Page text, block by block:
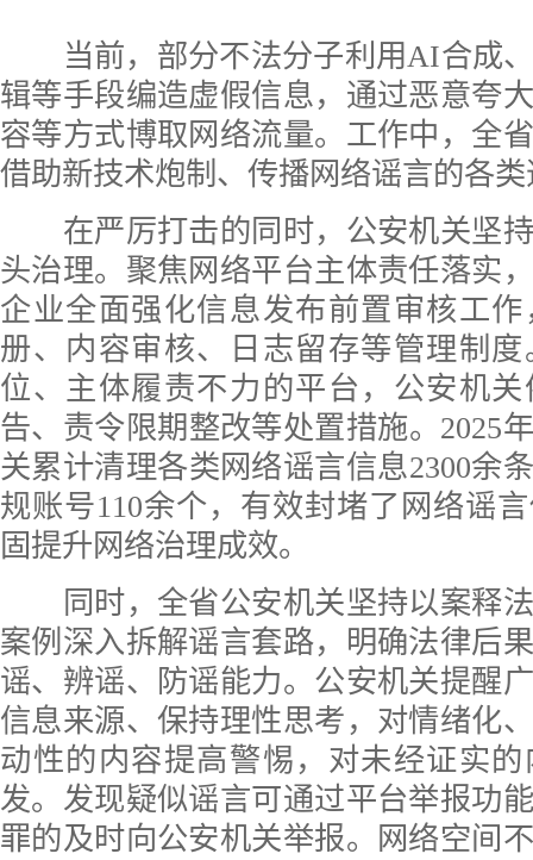
当前，部分不法分子利用AI合成、
辑等手段编造虚假信息，通过恶意夸
容等方式博取网络流量。工作中，全
借助新技术炮制、传播网络谣言的各
在严厉打击的同时，公安机关坚持
头治理。聚焦网络平台主体责任落实
企业全面强化信息发布前置审核工
册、内容审核、日志留存等管理制
位、主体履责不力的平台，公安机
告、责令限期整改等处置措施。2025
关累计清理各类网络谣言信息2300余
规账号110余个，有效封堵了网络谣
固提升网络治理成效。
同时，全省公安机关坚持以案释法
案例深入拆解谣言套路，明确法律后
谣、辨谣、防谣能力。公安机关提醒
信息来源、保持理性思考，对情绪化
动性的内容提高警惕，对未经证实
发。发现疑似谣言可通过平台举报功
罪的及时向公安机关举报。网络空间